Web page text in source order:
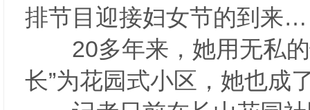
排节目迎接妇女节的到
20多年来，她用无私的
长”为花园式小区，她也成